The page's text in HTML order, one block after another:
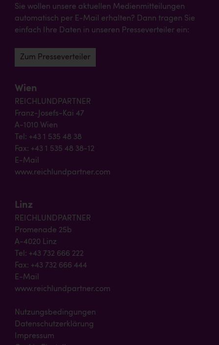
Sie wollen unsere aktuellen Medienmitteilungen
automatisch per E-Mail erhalten? Dann tragen Sie
einfach Ihre Daten in unseren Presseverteiler ein:
Zum Presseverteiler
Wien
REICHLUNDPARTNER
Franz-Josefs-Kai 47
A-1010 Wien
Tel: +43 1 535 48 38
Fax: +43 1 535 48 38-12
E-Mail
www.reichlundpartner.com
Linz
REICHLUNDPARTNER
Promenade 25b
A-4020 Linz
Tel: +43 732 666 222
Fax: +43 732 666 444
E-Mail
www.reichlundpartner.com
Nutzungsbedingungen
Datenschutzerklärung
Impressum